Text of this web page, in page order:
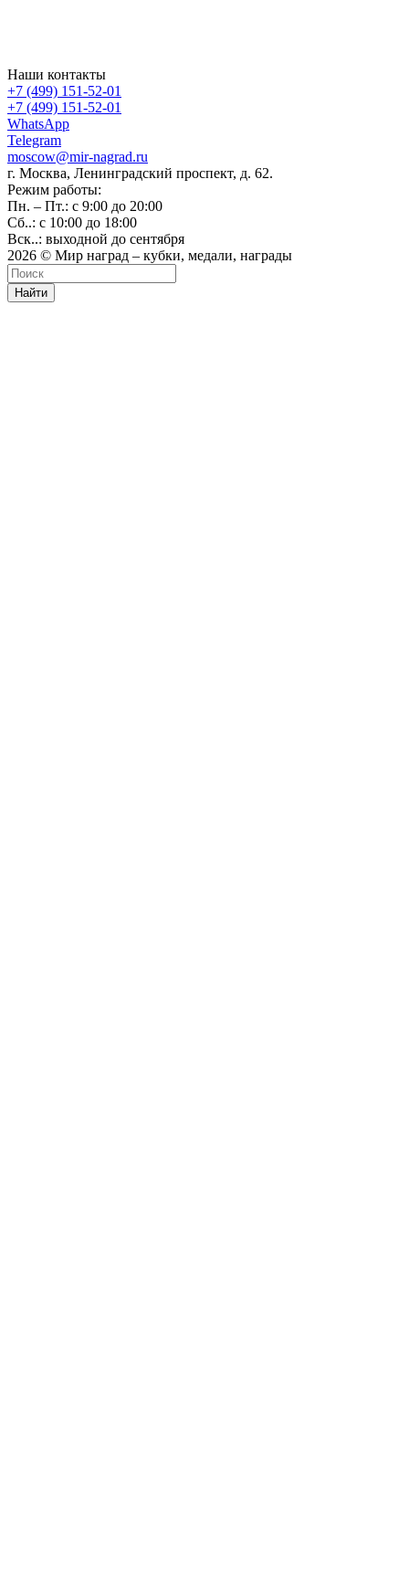
Наши контакты
+7 (499) 151-52-01
+7 (499) 151-52-01
WhatsApp
Telegram
moscow@mir-nagrad.ru
г. Москва, Ленинградский проспект, д. 62.
Режим работы:
Пн. – Пт.: с 9:00 до 20:00
Сб..: с 10:00 до 18:00
Вск..: выходной до сентября
2026 © Мир наград – кубки, медали, награды
Найти